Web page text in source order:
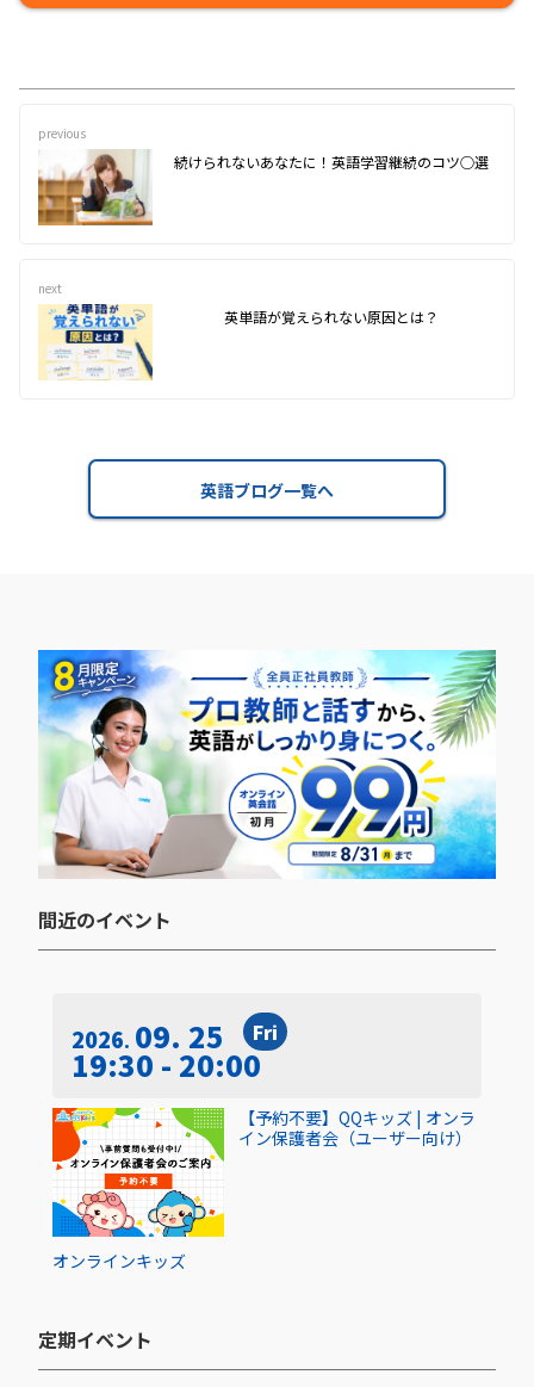
previous
続けられないあなたに！英語学習継続のコツ○選
next
英単語が覚えられない原因とは？
英語ブログ一覧へ
間近のイベント​
2026 09. 25 Fri
19:30 - 20:00
オンラインキッズ
【予約不要】QQキッズ | オンラ
イン保護者会（ユーザー向け）
定期イベント​